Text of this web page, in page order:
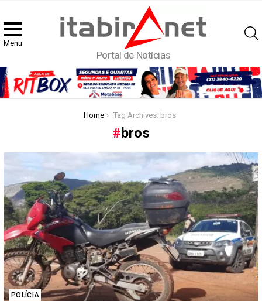
Menu
Portal de Notícias
Home Tag Archives: bros
bros
stories
POLÍCIA